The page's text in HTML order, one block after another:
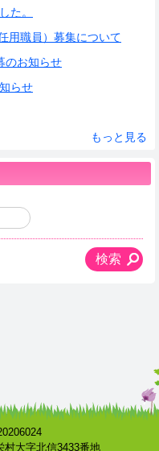
た。
用職員）募集について
のお知らせ
らせ
もっと見る
大字北信3433番地